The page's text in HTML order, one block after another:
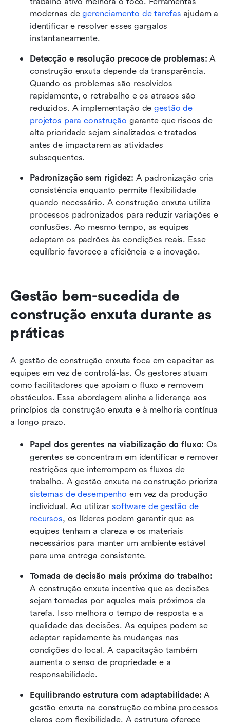
modernas de gerenciamento de tarefas ajudam a
identificar e resolver esses gargalos
instantaneamente.
Detecção e resolução precoce de problemas: A
construção enxuta depende da transparência.
Quando os problemas são resolvidos
rapidamente, o retrabalho e os atrasos são
reduzidos. A implementação de gestão de
projetos para construção garante que riscos de
alta prioridade sejam sinalizados e tratados
antes de impactarem as atividades
subsequentes.
Padronização sem rigidez: A padronização cria
consistência enquanto permite flexibilidade
quando necessário. A construção enxuta utiliza
processos padronizados para reduzir variações e
confusões. Ao mesmo tempo, as equipes
adaptam os padrões às condições reais. Esse
equilíbrio favorece a eficiência e a inovação.
Gestão bem-sucedida de
construção enxuta durante as
práticas
A gestão de construção enxuta foca em capacitar as
equipes em vez de controlá-las. Os gestores atuam
como facilitadores que apoiam o fluxo e removem
obstáculos. Essa abordagem alinha a liderança aos
princípios da construção enxuta e à melhoria contínua
a longo prazo.
Papel dos gerentes na viabilização do fluxo: Os
gerentes se concentram em identificar e remover
restrições que interrompem os fluxos de
sistemas de desempenho em vez da produção
individual. Ao utilizar software de gestão de
recursos, os líderes podem garantir que as
equipes tenham a clareza e os materiais
necessários para manter um ambiente estável
para uma entrega consistente.
Tomada de decisão mais próxima do trabalho:
A construção enxuta incentiva que as decisões
sejam tomadas por aqueles mais próximos da
tarefa. Isso melhora o tempo de resposta e a
qualidade das decisões. As equipes podem se
adaptar rapidamente às mudanças nas
condições do local. A capacitação também
aumenta o senso de propriedade e a
responsabilidade.
Equilibrando estrutura com adaptabilidade: A
gestão enxuta na construção combina processos
claros com flexibilidade. A estrutura oferece